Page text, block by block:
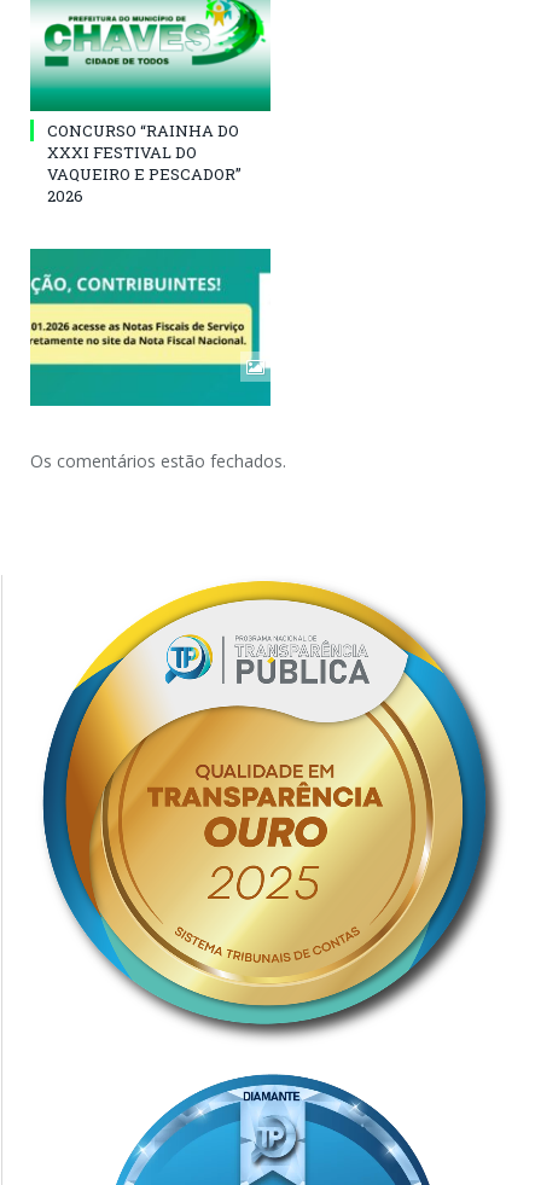
CONCURSO “RAINHA DO
XXXI FESTIVAL DO
VAQUEIRO E PESCADOR”
2026
Os comentários estão fechados.